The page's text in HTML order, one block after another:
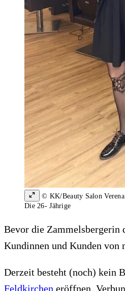
© KK/Beauty Salon Verena
Die 26- Jährige
Bevor die Zammelsbergerin
Kundinnen und Kunden von
Derzeit besteht (noch) kein
Feldkirchen eröffnen.